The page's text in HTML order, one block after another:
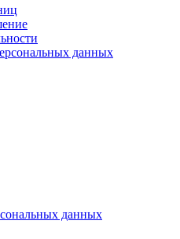
данных
данных